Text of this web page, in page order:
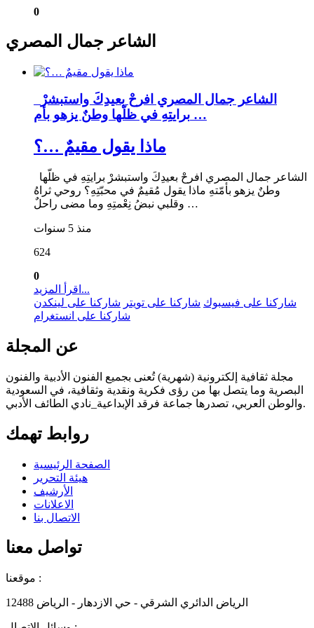
0
الشاعر جمال المصري
برايتِهِ في ظلّها وطنٌ يزهو بأم …
ماذا يقول مقيمٌ …؟
وطنٌ يزهو بأمّتهِ ماذا يقول مُقيمٌ في محبّتِهِ؟ روحي ثراهُ
وقلبي نبضُ نِعْمتِهِ وما مضى راحلٌ …
منذ 5 سنوات
624
0
اقرأ المزيد...
شاركنا على فيسبوك شاركنا على تويتر شاركنا على لينكدن
شاركنا على انستغرام
عن المجلة
مجلة ثقافية إلكترونية (شهرية) تُعنى بجميع الفنون الأدبية والفنون
البصرية وما يتصل بها من رؤى فكرية ونقدية وثقافية، في السعودية
والوطن العربي، تصدرها جماعة فرقد الإبداعية_نادي الطائف الأدبي.
روابط تهمك
الصفحة الرئيسية
هيئة التحرير
الأرشيف
الاعلانات
الاتصال بنا
تواصل معنا
موقعنا :
الرياض الدائري الشرقي - حي الازدهار - الرياض 12488